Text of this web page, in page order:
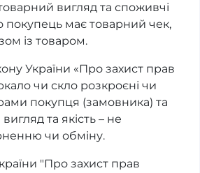
вигляд та споживчі
покупець має товарний чек,
із товаром.
України «Про захист прав
чи скло розкроєні чи
покупця (замовника) та
та якість – не
чи обміну.
"Про захист прав